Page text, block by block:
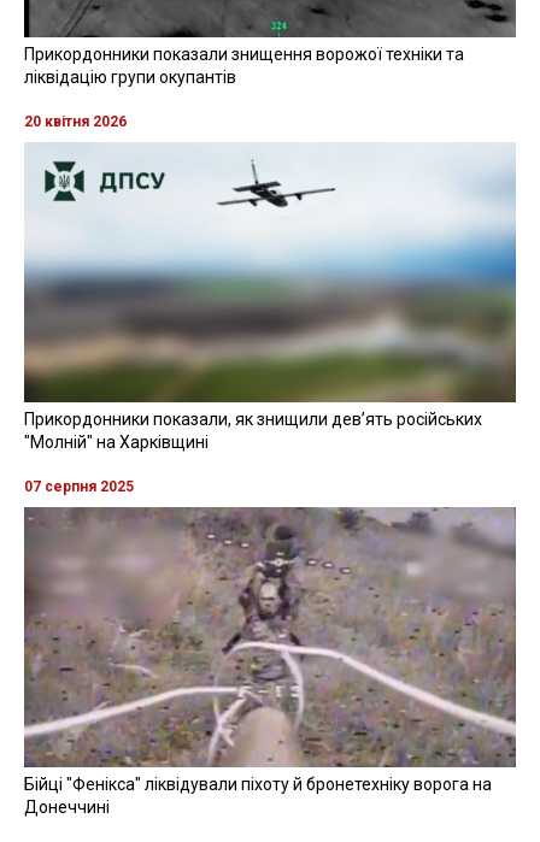
Прикордонники показали знищення ворожої техніки та
ліквідацію групи окупантів
20 квітня 2026
Прикордонники показали, як знищили девʼять російських
"Молній" на Харківщині
07 серпня 2025
Бійці "Фенікса" ліквідували піхоту й бронетехніку ворога на
Донеччині